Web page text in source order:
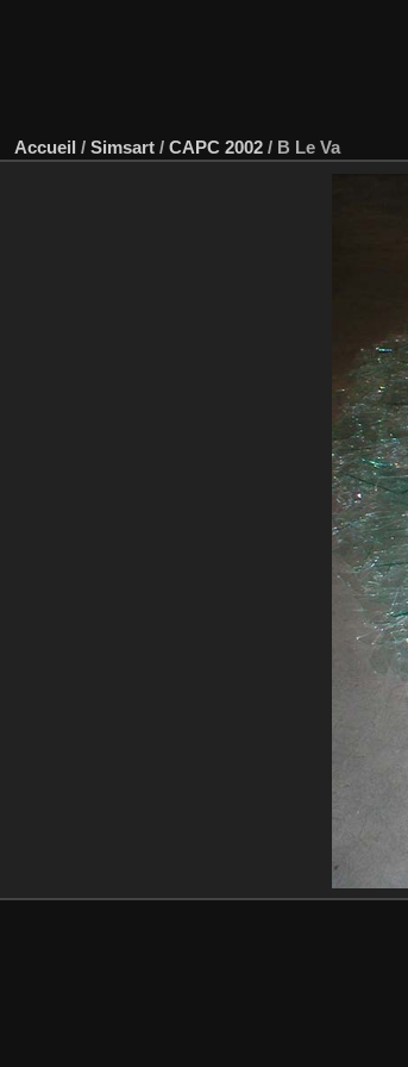
Accueil / Simsart / CAPC 2002 / B Le Va